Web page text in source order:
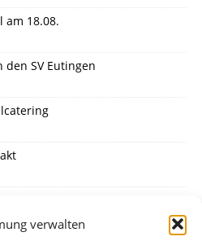
verwalten
am 18.08.
den SV Eutingen